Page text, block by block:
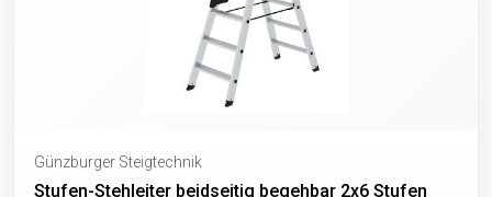
Günzburger Steigtechnik
Stufen-Stehleiter beidseitig begehbar 2x6 Stufen